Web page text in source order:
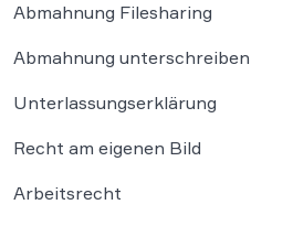
Abmahnung Filesharing
Abmahnung unterschreiben
Unterlassungserklärung
Recht am eigenen Bild
Arbeitsrecht